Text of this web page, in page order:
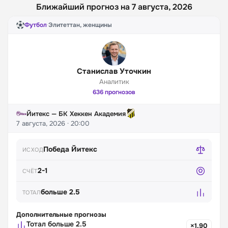
Ближайший прогноз на 7 августа, 2026
Футбол·Элитеттан, женщины
Станислав Уточкин
Аналитик
636 прогнозов
Йитекс — БК Хеккен Академия
7 августа, 2026 · 20:00
ИСХОДПобеда Йитекс
СЧЁТ2-1
ТОТАЛбольше 2.5
Дополнительные прогнозы
Тотал больше 2.5 ×1.90